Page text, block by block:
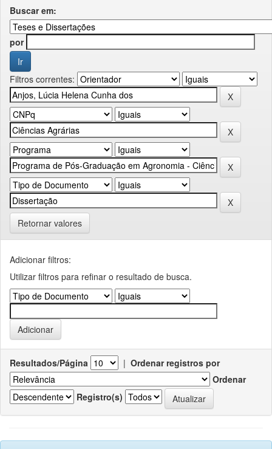
Buscar em:
por
Filtros correntes:
Retornar valores
Adicionar filtros:
Utilizar filtros para refinar o resultado de busca.
Resultados/Página | Ordenar registros por
Ordenar
Registro(s)